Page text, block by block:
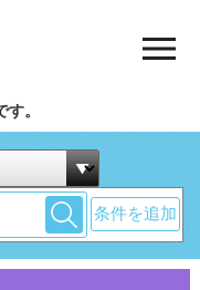
。
条件を追加